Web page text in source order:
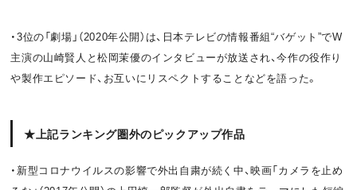
・3位の「劇場」（2020年公開）は、日本テレビの情報番組“バゲット”でW
主演の山崎賢人と松岡茉優のインタビューが放送され、今作の役作り
や製作エピソード、お互いにリスペクトすることなどを語った。
★上記ランキング圏外のピックアップ作品
・新型コロナウイルスの影響で外出自粛が続く中、映画「カメラを止め